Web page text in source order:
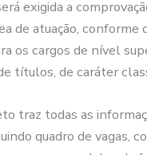
exigida a
de atuação, conforme
os cargos de nível
títulos, de caráter
traz todas as
quadro de vagas,